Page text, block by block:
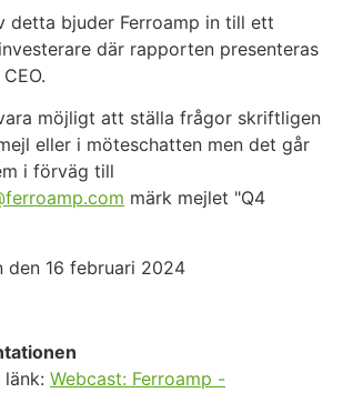
detta bjuder Ferroamp in till ett
där rapporten presenteras
möjligt att ställa frågor skriftligen
eller i möteschatten men det går
i förväg till
märk mejlet "Q4
den 16 februari 2024
Webcast: Ferroamp -